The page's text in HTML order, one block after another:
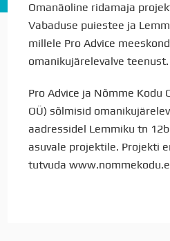
Omanäoline ridamaja
Vabaduse puiestee ja
millele Pro Advice
omanikujärelevalve teenust.
Pro Advice ja Nõmme Kodu
OÜ) sõlmisid
aadressidel Lemmiku tn
asuvale projektile. Projekti
tutvuda